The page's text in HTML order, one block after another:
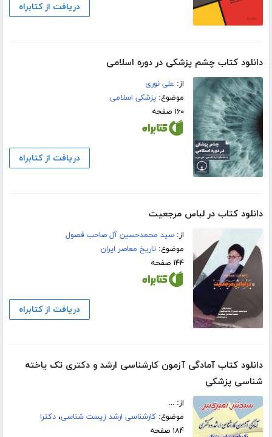
دریافت از کتابراه
دانلود کتاب چشم پزشکی در دوره اسلامی
از: علی نوری
موضوع:پزشکی اسلامی
۱۶۰ صفحه
دریافت از کتابراه
دانلود کتاب در لباس مرجعیت
از:سید محمدحسین آل صاحب فصول
موضوع:تاریخ معاصر ایران
۱۴۴ صفحه
دریافت از کتابراه
دانلود کتاب آمادگی آزمون کارشناسی ارشد و دکتری تک یاخته
شناسی پزشکی
از: ...
موضوع:کارشناسی ارشد زیست شناسی،دکترا
۱۸۴ صفحه